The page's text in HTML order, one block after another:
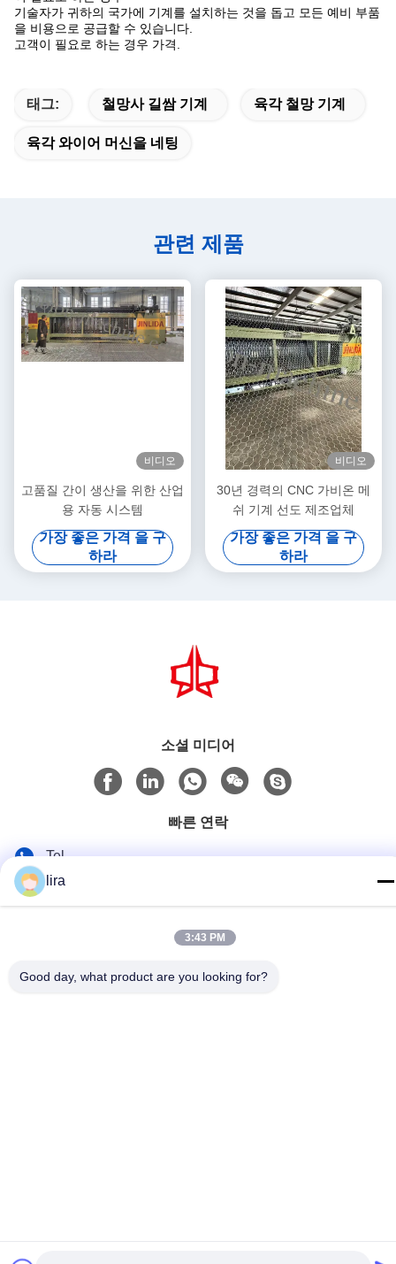
기술자가 귀하의 국가에 기계를 설치하는 것을 돕고 모든 예비 부품
을 비용으로 공급할 수 있습니다.
고객이 필요로 하는 경우 가격.
태그: 철망사 길쌈 기계 육각 철망 기계
육각 와이어 머신을 네팅
관련 제품
비디오
고품질 간이 생산을 위한 산업
용 자동 시스템
가장 좋은 가격 을 구
하라
비디오
30년 경력의 CNC 가비온 메
쉬 기계 선도 제조업체
가장 좋은 가격 을 구
하라
소셜 미디어
빠른 연락
Tel
86-510-86385783
주소
lira
3:43 PM
Good day, what product are you looking for?